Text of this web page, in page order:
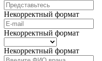
Некорректный формат
Некорректный формат
Некорректный формат